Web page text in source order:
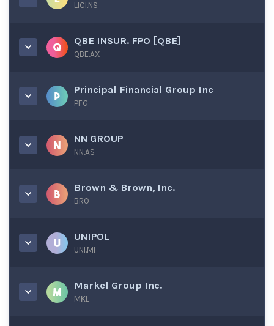
LICI.NS
QBE INSUR. FPO [QBE]
QBE.AX
Principal Financial Group Inc
PFG
NN GROUP
NN.AS
Brown & Brown, Inc.
BRO
UNIPOL
UNI.MI
Markel Group Inc.
MKL